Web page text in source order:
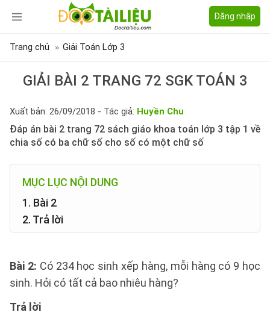
Đăng nhập
Trang chủ Giải Toán Lớp 3
GIẢI BÀI 2 TRANG 72 SGK TOÁN 3
Xuất bản: 26/09/2018 - Tác giả: Huyền Chu
Đáp án bài 2 trang 72 sách giáo khoa toán lớp 3 tập 1 về
chia số có ba chữ số cho số có một chữ số
MỤC LỤC NỘI DUNG
1. Bài 2
2. Trả lời
Bài 2: Có 234 học sinh xếp hàng, mỗi hàng có 9 học
sinh. Hỏi có tất cả bao nhiêu hàng?
Trả lời